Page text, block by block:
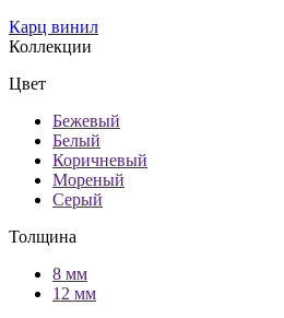
Карц винил
Коллекции
Цвет
Бежевый
Белый
Коричневый
Мореный
Серый
Толщина
8 мм
12 мм